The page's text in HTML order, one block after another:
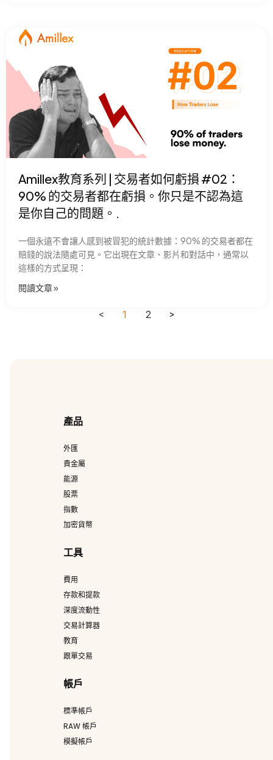
Amillex教育系列 | 交易者如何虧損 #02：
90% 的交易者都在虧損。你只是不認為這
是你自己的問題。.
一個永遠不會讓人感到被冒犯的統計數據：90% 的交易者都在
賠錢的說法隨處可見。它出現在文章、影片和對話中，通常以
這樣的方式呈現：
閱讀文章 »
< 1 2 >
產品
外匯
貴金屬
能源
股票
指數
加密貨幣
工具
費用
存款和提款
深度流動性
交易計算器
教育
跟單交易
帳戶
標準帳戶
RAW 帳戶
模擬帳戶